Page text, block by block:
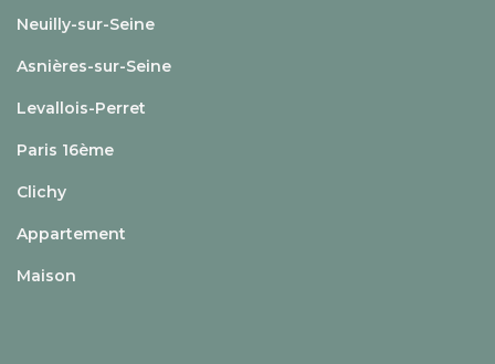
Neuilly-sur-Seine
Asnières-sur-Seine
Levallois-Perret
Paris 16ème
Clichy
Appartement
Maison